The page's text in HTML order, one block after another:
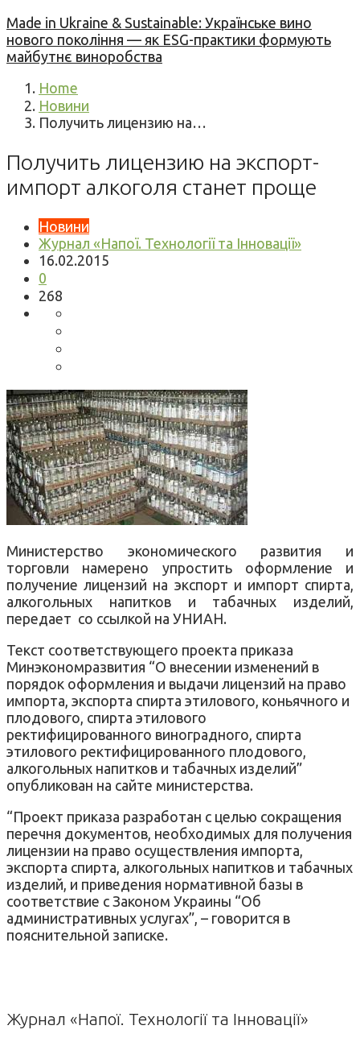
Made in Ukraine & Sustainable: Українське вино
нового покоління — як ESG-практики формують
майбутнє виноробства
Home
Новини
Получить лицензию на…
Получить лицензию на экспорт-
импорт алкоголя станет проще
Новини
Журнал «Напої. Технології та Інновації»
16.02.2015
0
268
Министерство экономического развития и
торговли намерено упростить оформление и
получение лицензий на экспорт и импорт спирта,
алкогольных напитков и табачных изделий,
передает со ссылкой на УНИАН.
Текст соответствующего проекта приказа
Минэкономразвития “О внесении изменений в
порядок оформления и выдачи лицензий на право
импорта, экспорта спирта этилового, коньячного и
плодового, спирта этилового
ректифицированного виноградного, спирта
этилового ректифицированного плодового,
алкогольных напитков и табачных изделий”
опубликован на сайте министерства.
“Проект приказа разработан с целью сокращения
перечня документов, необходимых для получения
лицензии на право осуществления импорта,
экспорта спирта, алкогольных напитков и табачных
изделий, и приведения нормативной базы в
соответствие с Законом Украины “Об
административных услугах”, – говорится в
пояснительной записке.
Журнал «Напої. Технології та Інновації»